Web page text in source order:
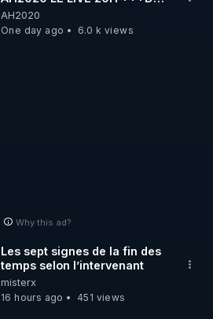
04/08/2026*** 📷LE
GRAND RÉVEIL EST EN
MARCHE 📷
AH2020
One day ago
6.0 k views
Why this ad?
Les sept signes de la fin des
temps selon l’intervenant
misterx
16 hours ago
451 views